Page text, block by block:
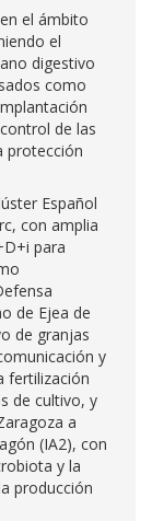
el ámbito
el
digestivo
como
de las
protección
Español
con amplia
para
de Ejea de
de granjas
y
fertilización
de cultivo, y
a
(IA2), con
y la
producción